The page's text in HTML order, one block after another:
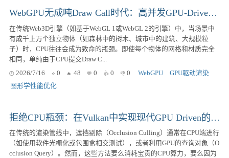
WebGPU无成吨Draw Call时代：高并发GPU-Driven渲染与Multi-Draw Indirect优化实战
在传统Web3D引擎（如基于WebGL 1或WebGL 2的引擎）中，当场景中
有成千上万个独立物体（如森林中的树木、城市中的建筑、大规模粒
子）时，CPU往往会成为致命的瓶颈。即使每个物体的网格和材质完全
相同，单纯由于CPU提交Draw C...
2026/7/16
0 48 0 0 0 WebGPU
GPU驱动渲染
图形学性能优化
拒绝CPU瓶颈：在Vulkan中实现现代GPU Driven的Hi-Z遮挡剔除
在传统的渲染管线中，遮挡剔除（Occlusion Culling）通常在CPU端进行
（如使用软件光栅化或包围盒相交测试），或者利用GPU的查询对象（O
cclusion Query）。然而，这些方法要么消耗宝贵的CPU算力，要么因为